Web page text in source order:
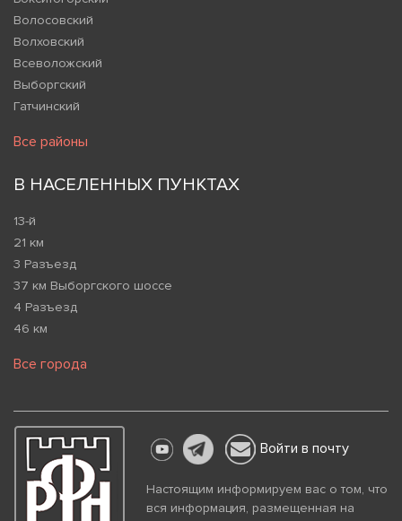
Волосовский
Волховский
Всеволожский
Выборгский
Гатчинский
Все районы
В НАСЕЛЕННЫХ ПУНКТАХ
13-й
21 км
3 Разъезд
37 км Выборгского шоссе
4 Разъезд
46 км
Все города
Войти в почту
Настоящим информируем вас о том, что
вся информация, размещенная на